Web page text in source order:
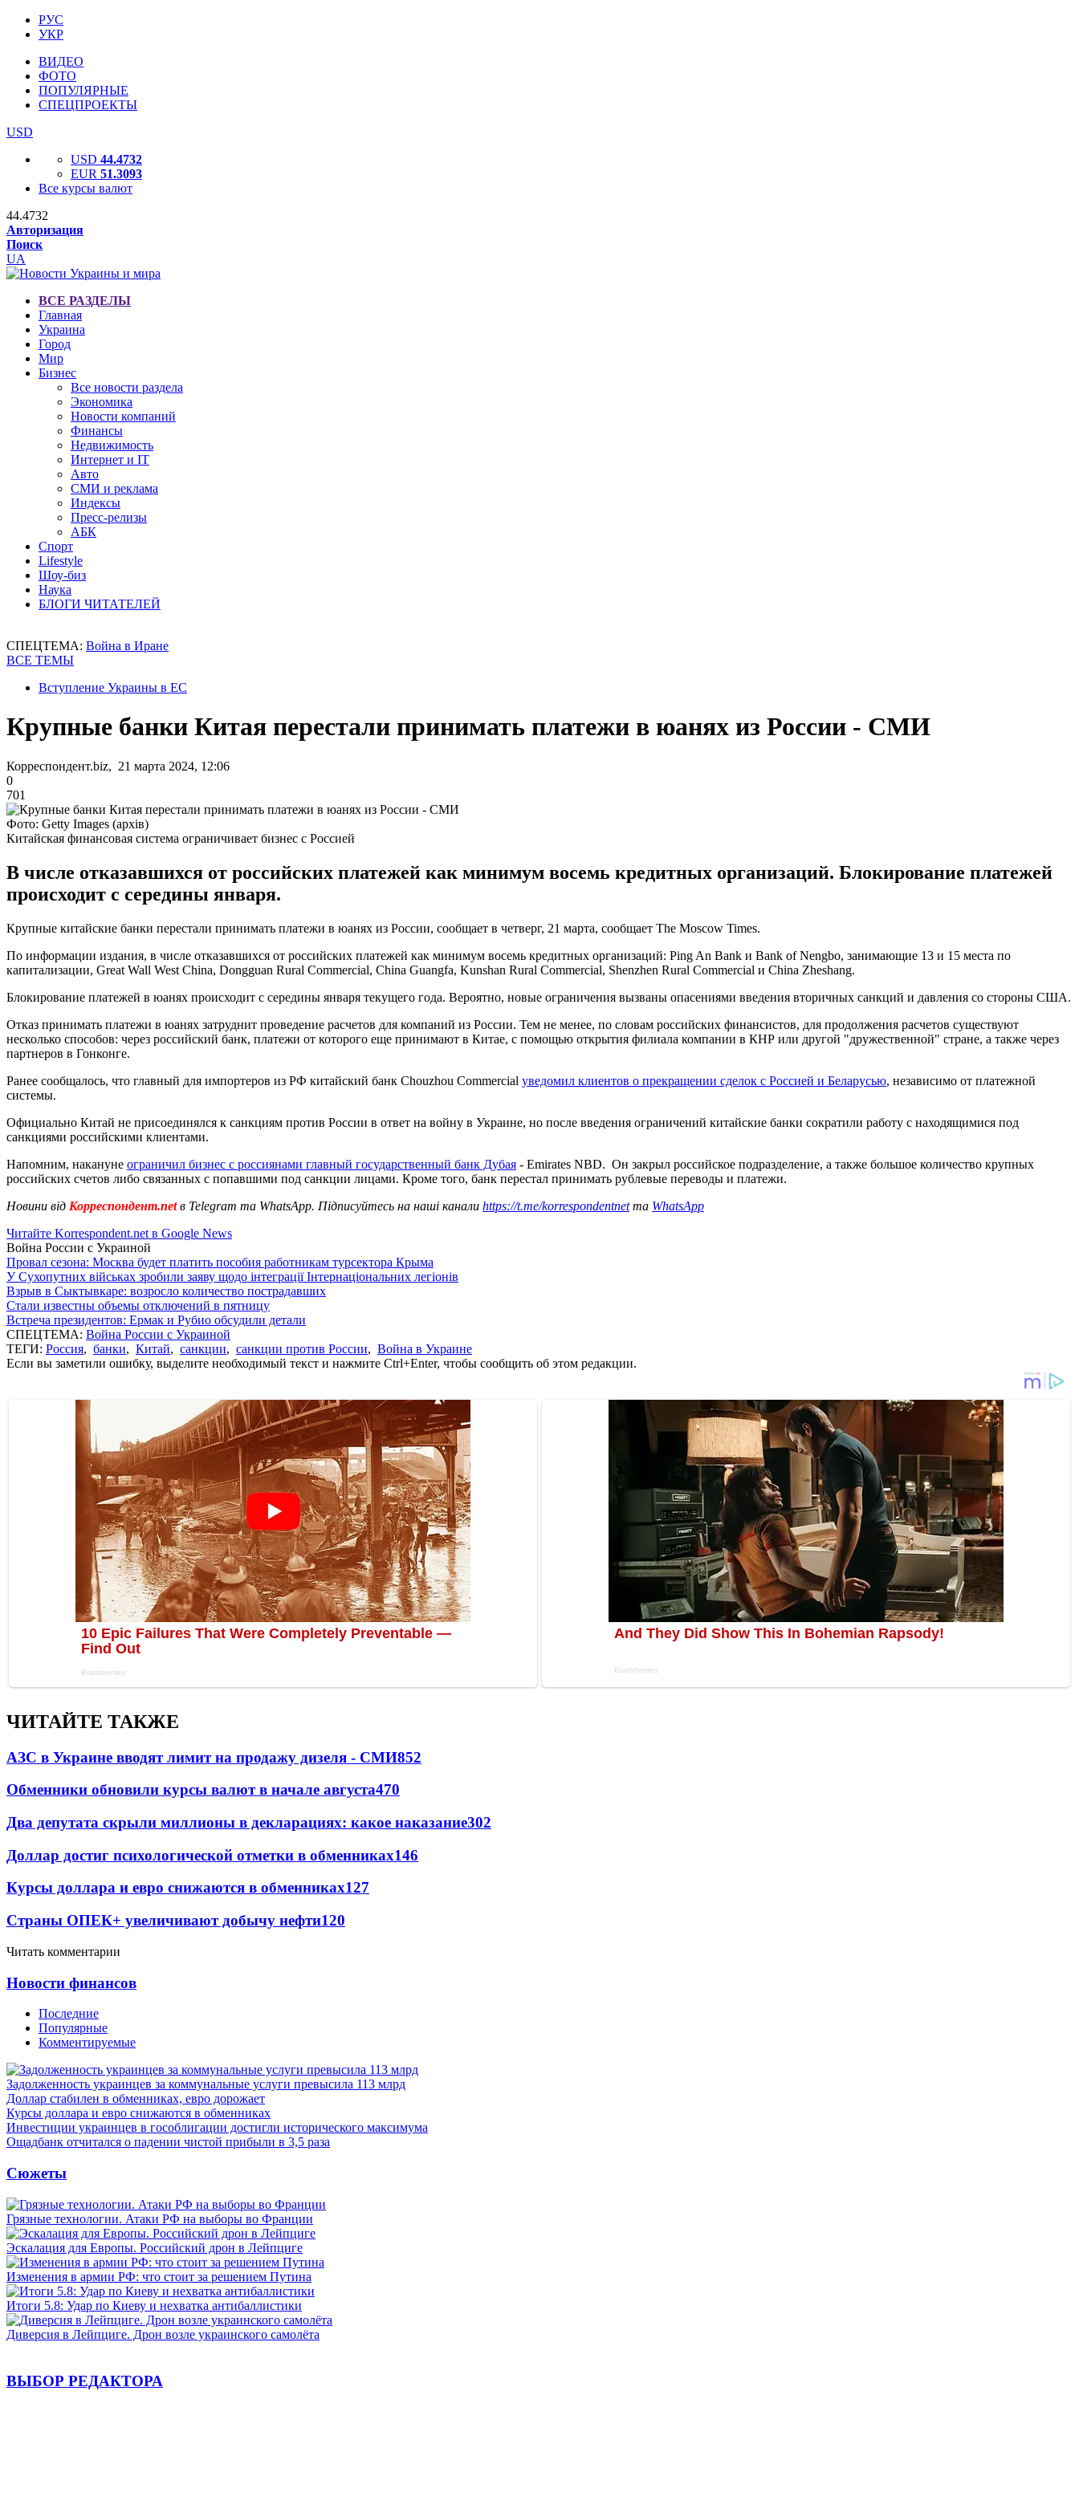
РУС
УКР
ВИДЕО
ФОТО
ПОПУЛЯРНЫЕ
СПЕЦПРОЕКТЫ
USD
USD 44.4732
EUR 51.3093
Все курсы валют
44.4732
Авторизация
Поиск
UA
ВСЕ РАЗДЕЛЫ
Главная
Украина
Город
Мир
Бизнес
Все новости раздела
Экономика
Новости компаний
Финансы
Недвижимость
Интернет и IT
Авто
СМИ и реклама
Индексы
Пресс-релизы
АБК
Спорт
Lifestyle
Шоу-биз
Наука
БЛОГИ ЧИТАТЕЛЕЙ
СПЕЦТЕМА: Война в Иране
ВСЕ ТЕМЫ
Вступление Украины в ЕС
Крупные банки Китая перестали принимать платежи в юанях из России - СМИ
Корреспондент.biz, 21 марта 2024, 12:06
0
701
Фото: Getty Images (архів)
Китайская финансовая система ограничивает бизнес с Россией
В числе отказавшихся от российских платежей как минимум восемь кредитных организаций. Блокирование платежей
происходит с середины января.
Крупные китайские банки перестали принимать платежи в юанях из России, сообщает в четверг, 21 марта, сообщает The Moscow Times.
По информации издания, в числе отказавшихся от российских платежей как минимум восемь кредитных организаций: Ping An Bank и Bank of Nengbo, занимающие 13 и 15 места по
капитализации, Great Wall West China, Dongguan Rural Commercial, China Guangfa, Kunshan Rural Commercial, Shenzhen Rural Commercial и China Zheshang.
Блокирование платежей в юанях происходит с середины января текущего года. Вероятно, новые ограничения вызваны опасениями введения вторичных санкций и давления со стороны США.
Отказ принимать платежи в юанях затруднит проведение расчетов для компаний из России. Тем не менее, по словам российских финансистов, для продолжения расчетов существуют
несколько способов: через российский банк, платежи от которого еще принимают в Китае, с помощью открытия филиала компании в КНР или другой "дружественной" стране, а также через
партнеров в Гонконге.
Ранее сообщалось, что главный для импортеров из РФ китайский банк Chouzhou Commercial уведомил клиентов о прекращении сделок с Россией и Беларусью, независимо от платежной
системы.
Официально Китай не присоединялся к санкциям против России в ответ на войну в Украине, но после введения ограничений китайские банки сократили работу с находящимися под
санкциями российскими клиентами.
Напомним, накануне ограничил бизнес с россиянами главный государственный банк Дубая - Emirates NBD. Он закрыл российское подразделение, а также большое количество крупных
российских счетов либо связанных с попавшими под санкции лицами. Кроме того, банк перестал принимать рублевые переводы и платежи.
Новини від Корреспондент.netв Telegram та WhatsApp. Підписуйтесь на наші канали https://t.me/korrespondentnetта WhatsApp
Читайте Korrespondent.net в Google News
Война России с Украиной
Провал сезона: Москва будет платить пособия работникам турсектора Крыма
У Сухопутних військах зробили заяву щодо інтеграції Інтернаціональних легіонів
Взрыв в Сыктывкаре: возросло количество пострадавших
Стали известны объемы отключений в пятницу
Встреча президентов: Ермак и Рубио обсудили детали
СПЕЦТЕМА: Война России с Украиной
ТЕГИ: Россия, банки, Китай, санкции, санкции против России, Война в Украине
Если вы заметили ошибку, выделите необходимый текст и нажмите Ctrl+Enter, чтобы сообщить об этом редакции.
ЧИТАЙТЕ ТАКЖЕ
АЗС в Украине вводят лимит на продажу дизеля - СМИ852
Обменники обновили курсы валют в начале августа470
Два депутата скрыли миллионы в декларациях: какое наказание302
Доллар достиг психологической отметки в обменниках146
Курсы доллара и евро снижаются в обменниках127
Страны ОПЕК+ увеличивают добычу нефти120
Читать комментарии
Новости финансов
Последние
Популярные
Комментируемые
Задолженность украинцев за коммунальные услуги превысила 113 млрд
Доллар стабилен в обменниках, евро дорожает
Курсы доллара и евро снижаются в обменниках
Инвестиции украинцев в гособлигации достигли исторического максимума
Ощадбанк отчитался о падении чистой прибыли в 3,5 раза
Сюжеты
Грязные технологии. Атаки РФ на выборы во Франции
Эскалация для Европы. Российский дрон в Лейпциге
Изменения в армии РФ: что стоит за решением Путина
Итоги 5.8: Удар по Киеву и нехватка антибаллистики
Диверсия в Лейпциге. Дрон возле украинского самолёта
ВЫБОР РЕДАКТОРА